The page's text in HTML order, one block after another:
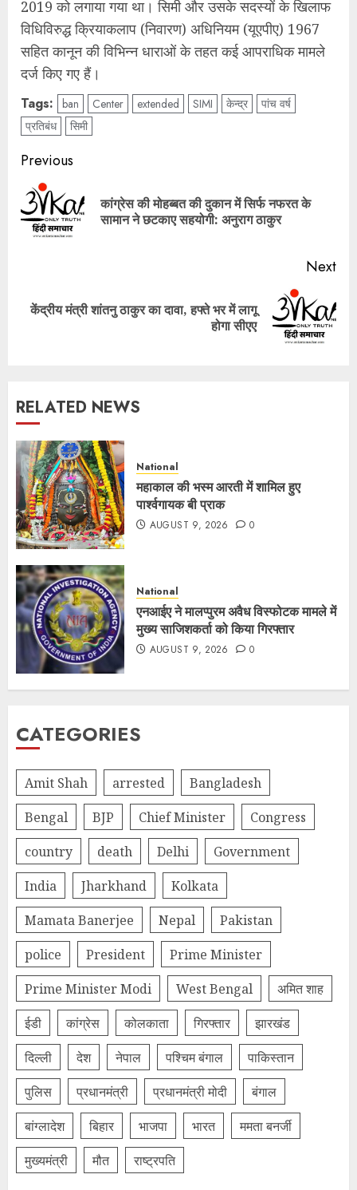
2019 को लगाया गया था। सिमी और उसके सदस्यों के खिलाफ
विधिविरुद्ध क्रियाकलाप (निवारण) अधिनियम (यूएपीए) 1967
सहित कानून की विभिन्न धाराओं के तहत कई आपराधिक मामले
दर्ज किए गए हैं।
Tags: ban Center extended SIMI केन्द्र
पांच वर्ष
प्रतिबंध
सिमी
Post
navigation
Previous
कांग्रेस की मोहब्बत की दुकान में सिर्फ नफरत के
सामान ने छटकाए सहयोगी: अनुराग ठाकुर
Next
Next
केंद्रीय मंत्री शांतनु ठाकुर का दावा, हफ्ते भर में लागू
होगा सीएए
RELATED NEWS
National
महाकाल की भस्म आरती में शामिल हुए
पार्श्वगायक बी प्राक
AUGUST 9, 2026 0
National
एनआईए ने मालप्पुरम अवैध विस्फोटक मामले में
मुख्य साजिशकर्ता को किया गिरफ्तार
AUGUST 9, 2026 0
CATEGORIES
Amit Shah arrested
Bangladesh
Bengal
BJP Chief Minister
Congress
country
death Delhi
Government
India
Jharkhand
Kolkata
Mamata Banerjee
Nepal
Pakistan
police
President
Prime Minister
Prime Minister Modi
West Bengal
अमित शाह
ईडी
कांग्रेस कोलकाता गिरफ्तार
झारखंड
दिल्‍ली
देश नेपाल पश्चिम बंगाल
पाकिस्तान
पुलिस
प्रधानमंत्री प्रधानमंत्री मोदी
बंगाल
बांग्लादेश
बिहार भाजपा भारत
ममता बनर्जी
मुख्यमंत्री
मौत राष्ट्रपति